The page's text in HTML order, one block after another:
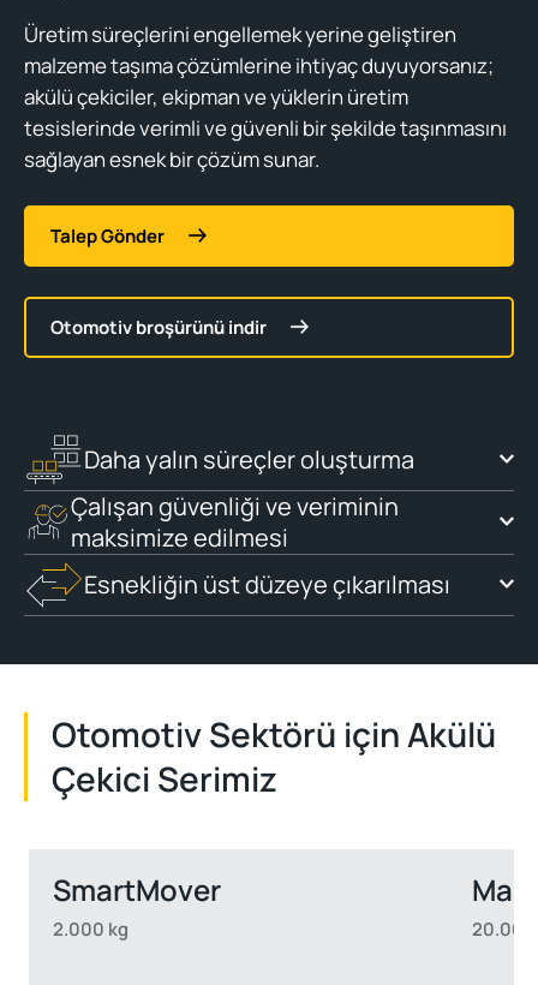
Üretim süreçlerini engellemek yerine geliştiren
malzeme taşıma çözümlerine ihtiyaç duyuyorsanız;
akülü çekiciler, ekipman ve yüklerin üretim
tesislerinde verimli ve güvenli bir şekilde taşınmasını
sağlayan esnek bir çözüm sunar.
Talep Gönder
Otomotiv broşürünü indir
Daha yalın süreçler oluşturma
Çalışan güvenliği ve veriminin
maksimize edilmesi
Esnekliğin üst düzeye çıkarılması
Otomotiv Sektörü için Akülü
Çekici Serimiz
SmartMover
2.000 kg 20.000